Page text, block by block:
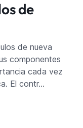
de
de nueva
componentes
cada vez
El contr…